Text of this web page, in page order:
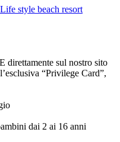
style beach resort
direttamente sul nostro sito
“Privilege Card”,
dai 2 ai 16 anni